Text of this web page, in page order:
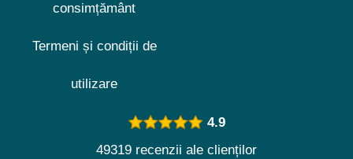
consimțământ
Termeni și condiții de
utilizare
4.9
49319 recenzii ale clienților